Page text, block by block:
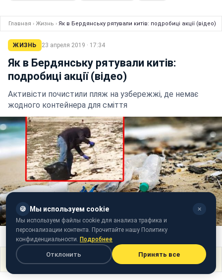
Главная › Жизнь › Як в Бердянську рятували китів: подробиці акції (відео)
ЖИЗНЬ 23 апреля 2019 · 17:34
Як в Бердянську рятували китів:
подробиці акції (відео)
Активісти почистили пляж на узбережжі, де немає
жодного контейнера для сміття
Фото: колаж РБК-Україна
Поделиться
🍪 Мы используем cookie ✕
Мы используем файлы cookie для анализа трафика и
персонализации контента. Прочитайте нашу Политику
конфиденциальности. Подробнее
Отклонить Принять все